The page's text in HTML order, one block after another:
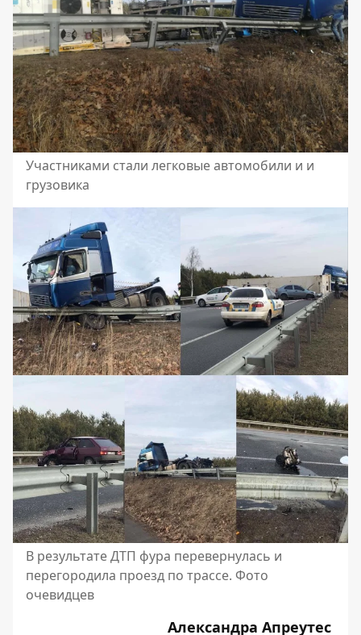
Участниками стали легковые автомобили и и
грузовика
В результате ДТП фура перевернулась и
перегородила проезд по трассе. Фото
очевидцев
Александра Апреутес